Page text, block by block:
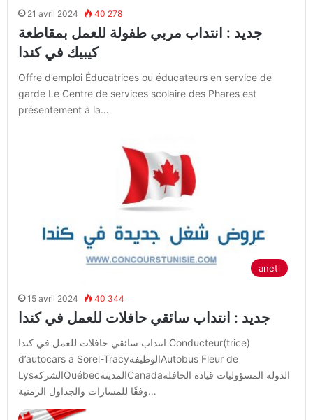
21 avril 2024 40 278
جديد : انتداب مربي طفولة للعمل بمقاطعة
كيبيك في كندا
Offre d’emploi Éducatrices ou éducateurs en service de
garde Le Centre de services scolaire des Phares est
présentement à la…
aneti
15 avril 2024 40 344
جديد : انتداب سائقي حافلات للعمل في كندا
انتداب سائقي حافلات للعمل في كندا Conducteur(trice)
d’autocars a Sorel-TracyالوظيفةAutobus Fleur de
LysالشركةQuébecالمدينةCanadaالدولة المسؤوليات قيادة الحافلة
وفقًا للمسارات والجداول الزمنية…